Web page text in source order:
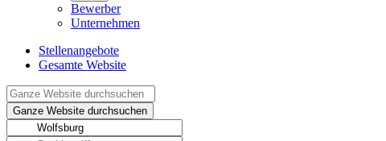
Bewerber
Unternehmen
Stellenangebote
Gesamte Website